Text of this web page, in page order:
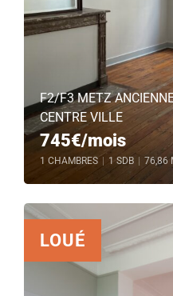
F2/F3 METZ
CENTRE VILLE
745€/mois
1 CHAMBRES 1 SDB 76,86
LOUÉ